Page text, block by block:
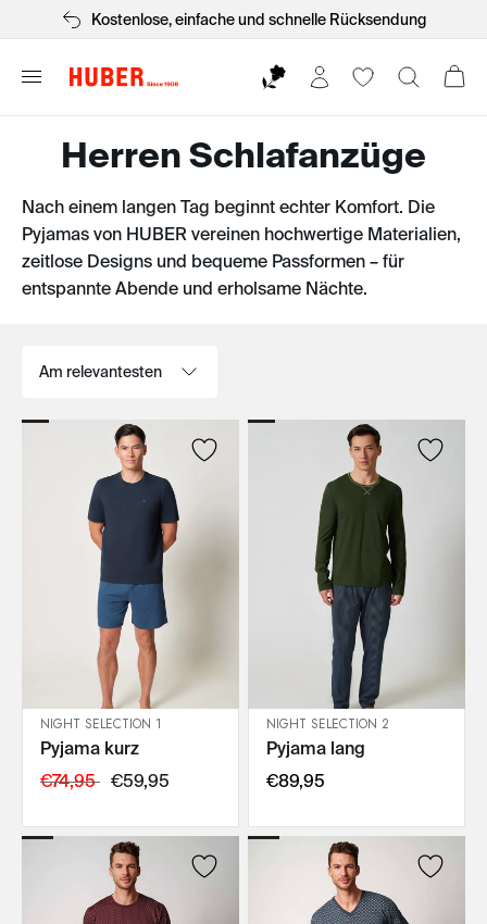
Kostenlose, einfache und schnelle Rücksendung
Herren Schlafanzüge
Nach einem langen Tag beginnt echter Komfort. Die
Pyjamas von HUBER vereinen hochwertige Materialien,
zeitlose Designs und bequeme Passformen – für
entspannte Abende und erholsame Nächte.
IN DEN WARENKORB
NIGHT SELECTION 1
Pyjama kurz
€74,95 €59,95
IN DEN WARENKORB
NIGHT SELECTION 2
Pyjama lang
€89,95